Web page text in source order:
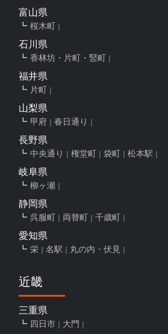
富山県
桜木町
石川県
香林坊・片町・竪町
福井県
片町
山梨県
甲府 春日通り
長野県
中央通り 権堂町 袋町 松本駅
岐阜県
柳ヶ瀬
静岡県
呉服町 両替町 千歳町
愛知県
栄 名駅 丸の内・伏見
近畿
三重県
四日市 大門